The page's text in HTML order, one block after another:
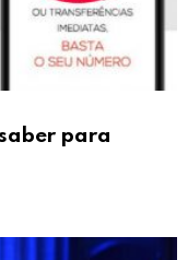
para